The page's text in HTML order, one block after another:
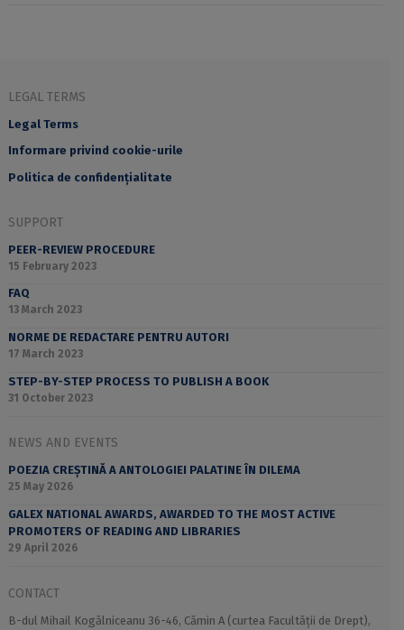
LEGAL TERMS
Legal Terms
Informare privind cookie-urile
Politica de confidențialitate
SUPPORT
PEER-REVIEW PROCEDURE
15 February 2023
FAQ
13 March 2023
NORME DE REDACTARE PENTRU AUTORI
17 March 2023
STEP-BY-STEP PROCESS TO PUBLISH A BOOK
31 October 2023
NEWS AND EVENTS
POEZIA CREȘTINĂ A ANTOLOGIEI PALATINE ÎN DILEMA
25 May 2026
GALEX NATIONAL AWARDS, AWARDED TO THE MOST ACTIVE
PROMOTERS OF READING AND LIBRARIES
29 April 2026
CONTACT
B-dul Mihail Kogălniceanu 36-46, Cămin A (curtea Facultății de Drept),